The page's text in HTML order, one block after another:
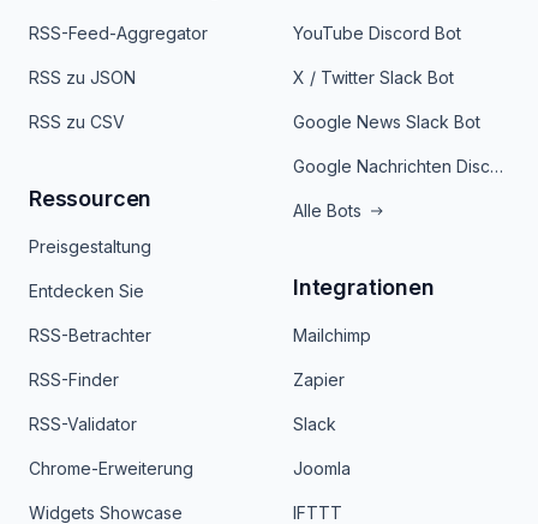
RSS-Feed-Aggregator
RSS zu JSON
RSS zu CSV
Ressourcen
Preisgestaltung
Entdecken Sie
RSS-Betrachter
RSS-Finder
RSS-Validator
Chrome-Erweiterung
Widgets Showcase
YouTube Discord Bot
X / Twitter Slack Bot
Google News Slack Bot
Google Nachrichten Discord Bot
Alle Bots
Integrationen
Mailchimp
Zapier
Slack
Joomla
IFTTT